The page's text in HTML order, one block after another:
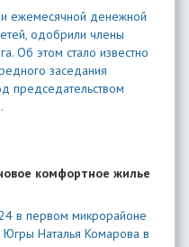
ежемесячной денежной
одобрили члены
Об этом стало известно
заседания
председательством
комфортное жилье
в первом микрорайоне
Югры Наталья Комарова в